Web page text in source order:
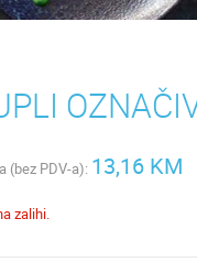
(bez PDV-a): 13,16 KM
zalihi.